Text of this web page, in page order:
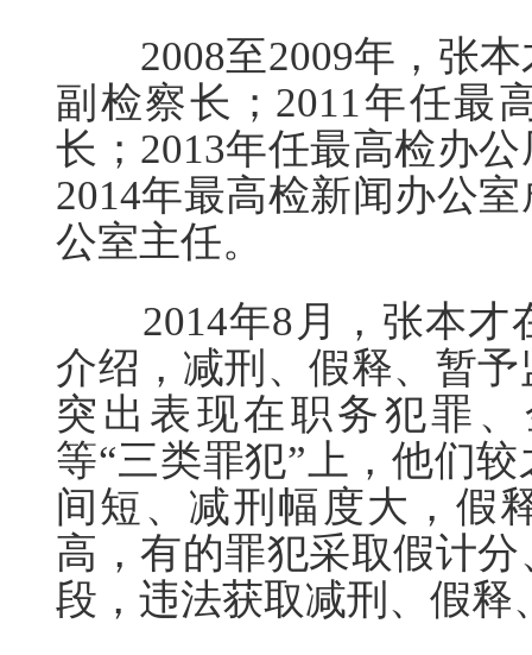
2008至2009年，张本
副检察长；2011年任最
长；2013年任最高检办
2014年最高检新闻办公
公室主任。
2014年8月，张本才
介绍，减刑、假释、暂
突出表现在职务犯罪
等“三类罪犯”上，他们
间短、减刑幅度大，假
高，有的罪犯采取假计
段，违法获取减刑、假释